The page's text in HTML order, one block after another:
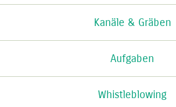
Kanäle & Gräben
Aufgaben
Whistleblowing